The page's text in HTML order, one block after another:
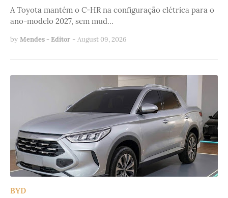
A Toyota mantém o C-HR na configuração elétrica para o
ano-modelo 2027, sem mud…
by Mendes - Editor - August 09, 2026
BYD